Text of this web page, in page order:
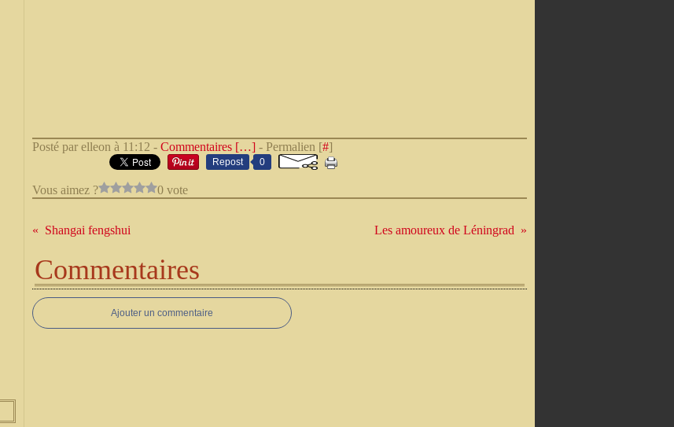
Posté par elleon à 11:12 - Commentaires […] - Permalien [#]
Repost 0
Vous aimez ? 0 vote
Shangai fengshui Les amoureux de Léningrad
Commentaires
Ajouter un commentaire